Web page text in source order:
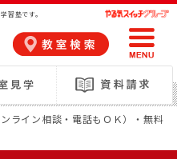
習塾です。
ライン相談・電話もＯＫ）・無料